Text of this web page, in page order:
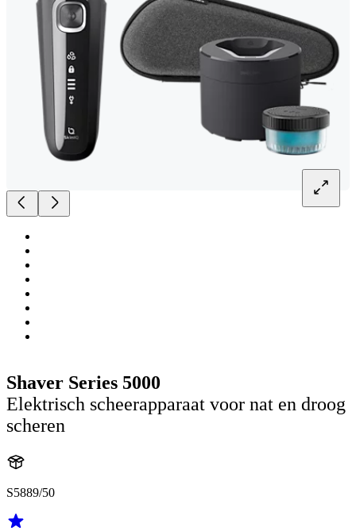
Shaver Series 5000
Elektrisch scheerapparaat voor nat en droog
scheren
S5889/50